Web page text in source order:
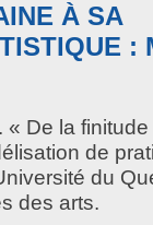
À SA
:
« De la
de
du
des arts.